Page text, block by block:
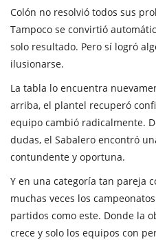
Colón no resolvió todos sus
Tampoco se convirtió
solo resultado. Pero sí logró
ilusionarse.
La tabla lo encuentra
arriba, el plantel recuperó
equipo cambió radicalmente.
dudas, el Sabalero encontró
contundente y oportuna.
Y en una categoría tan pareja
muchas veces los
partidos como este. Donde la
crece y solo los equipos con